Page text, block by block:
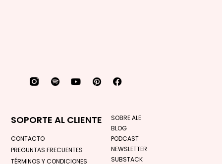
SOBRE ALE
BLOG
PODCAST
NEWSLETTER
SUBSTACK
SOPORTE AL CLIENTE
CONTACTO
PREGUNTAS FRECUENTES
TÉRMINOS Y CONDICIONES